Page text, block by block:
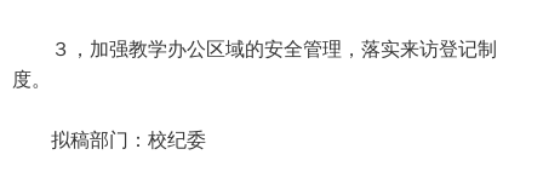
３，加强教学办公区域的安全管理，落实来访登记制
度。
拟稿部门：校纪委